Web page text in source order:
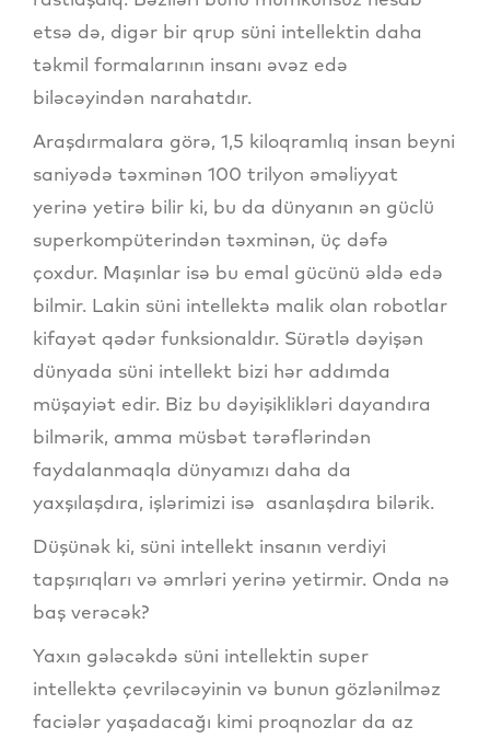
etsə də, digər bir qrup süni intellektin daha
təkmil formalarının insanı əvəz edə
biləcəyindən narahatdır.
Araşdırmalara görə, 1,5 kiloqramlıq insan beyni
saniyədə təxminən 100 trilyon əməliyyat
yerinə yetirə bilir ki, bu da dünyanın ən güclü
superkompüterindən təxminən, üç dəfə
çoxdur. Maşınlar isə bu emal gücünü əldə edə
bilmir. Lakin süni intellektə malik olan robotlar
kifayət qədər funksionaldır. Sürətlə dəyişən
dünyada süni intellekt bizi hər addımda
müşayiət edir. Biz bu dəyişiklikləri dayandıra
bilmərik, amma müsbət tərəflərindən
faydalanmaqla dünyamızı daha da
yaxşılaşdıra, işlərimizi isə asanlaşdıra bilərik.
Düşünək ki, süni intellekt insanın verdiyi
tapşırıqları və əmrləri yerinə yetirmir. Onda nə
baş verəcək?
Yaxın gələcəkdə süni intellektin super
intellektə çevriləcəyinin və bunun gözlənilməz
faciələr yaşadacağı kimi proqnozlar da az